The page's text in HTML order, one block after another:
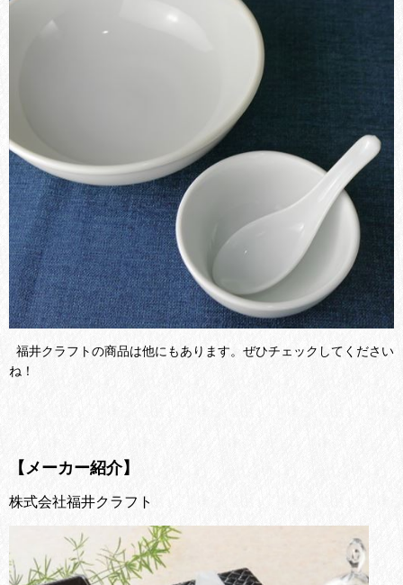
福井クラフトの商品は他にもあります。ぜひチェックしてください
ね！
【メーカー紹介】
株式会社福井クラフト